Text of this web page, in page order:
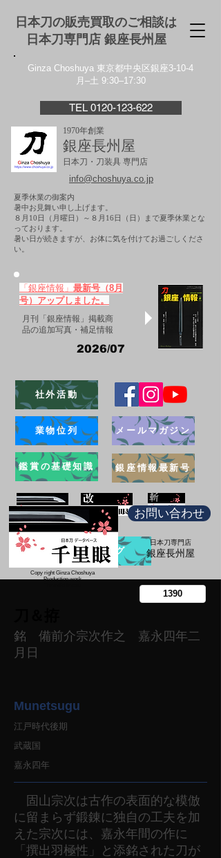
日本刀の販売買取のご相談は
日本刀専門店 銀座⻑州屋
Ginza Choshuya 東京都中央区銀座3-10-4
月–土 9:30–17:30
TEL 0120-123-622
1970年創業
銀座長州屋
日本刀・刀装具 専門店
info@choshuya.co.jp
夏季休業の御案内
暑中お見舞い申し上げます。
８月10日（月曜日）～８月16日（日）まで夏季休業とな
っております。
​暑い日が続きますが、お体に気を付けてお過ごしくださ
い。
「銀座情報」 最新号（8月
号）アップしました。
月刊「銀座情報」掲載商
品の追加写真・補足情報
2026/07
社外活動
業物位列
鑑賞の基礎知識
メールマガジン
銀座情報最新号
ブログ
お問い合わせ
日本刀専門店
​銀座長州屋
Copy right Ginza Choshuya
Production work
銘 備前介宗次作之 嘉永四年二
月日
Munetsugu
江戸時代後期
武蔵国
嘉永四年
固山宗次は古作の表面的な模倣
に留まらず鍛錬に独自の工夫を加
えた宗次には、嘉永年間の作に
「撰出羽極性」と添銘された刀が